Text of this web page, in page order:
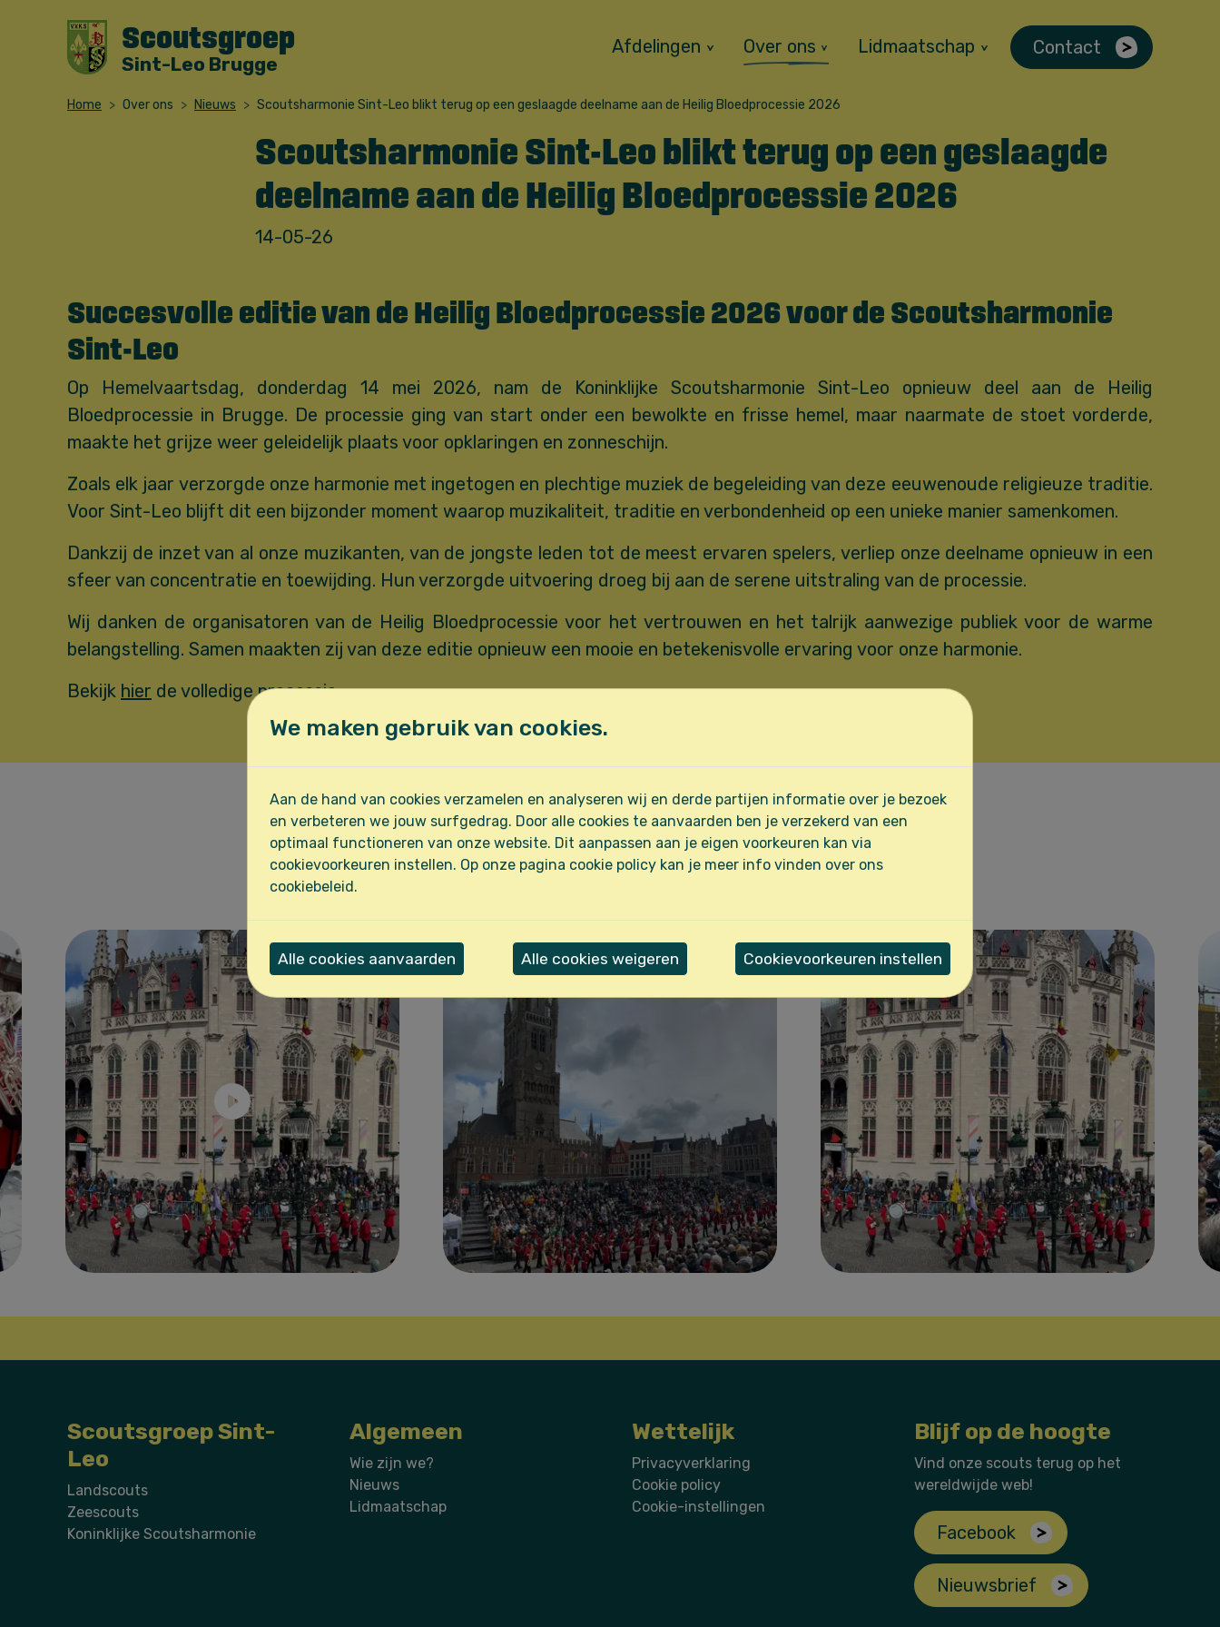
Scoutsgroep
Sint-Leo Brugge
Afdelingen Over ons Lidmaatschap Contact
Home Over ons Nieuws Scoutsharmonie Sint-Leo blikt terug op een geslaagde deelname aan de Heilig Bloedprocessie 2026
Scoutsharmonie Sint-Leo blikt terug op een geslaagde
deelname aan de Heilig Bloedprocessie 2026
14-05-26
Succesvolle editie van de Heilig Bloedprocessie 2026 voor de Scoutsharmonie
Sint-Leo
Op Hemelvaartsdag, donderdag 14 mei 2026, nam de Koninklijke Scoutsharmonie Sint-Leo opnieuw deel aan de Heilig
Bloedprocessie in Brugge. De processie ging van start onder een bewolkte en frisse hemel, maar naarmate de stoet vorderde,
maakte het grijze weer geleidelijk plaats voor opklaringen en zonneschijn.
Zoals elk jaar verzorgde onze harmonie met ingetogen en plechtige muziek de begeleiding van deze eeuwenoude religieuze traditie.
Voor Sint-Leo blijft dit een bijzonder moment waarop muzikaliteit, traditie en verbondenheid op een unieke manier samenkomen.
Dankzij de inzet van al onze muzikanten, van de jongste leden tot de meest ervaren spelers, verliep onze deelname opnieuw in een
sfeer van concentratie en toewijding. Hun verzorgde uitvoering droeg bij aan de serene uitstraling van de processie.
Wij danken de organisatoren van de Heilig Bloedprocessie voor het vertrouwen en het talrijk aanwezige publiek voor de warme
belangstelling. Samen maakten zij van deze editie opnieuw een mooie en betekenisvolle ervaring voor onze harmonie.
Bekijk hier de volledige processie.
Bekijk hier beelden van ons optreden
tijdens Heilig Bloedprocessie
Scoutsgroep Sint-
Leo
Landscouts
Zeescouts
Koninklijke Scoutsharmonie
Algemeen
Wie zijn we?
Nieuws
Lidmaatschap
Wettelijk
Privacyverklaring
Cookie policy
Cookie-instellingen
Blijf op de hoogte
Vind onze scouts terug op het
wereldwijde web!
Facebook
Nieuwsbrief
We maken gebruik van cookies.
Aan de hand van cookies verzamelen en analyseren wij en derde partijen informatie over je bezoek
en verbeteren we jouw surfgedrag. Door alle cookies te aanvaarden ben je verzekerd van een
optimaal functioneren van onze website. Dit aanpassen aan je eigen voorkeuren kan via
cookievoorkeuren instellen. Op onze pagina cookie policy kan je meer info vinden over ons
cookiebeleid.
Alle cookies aanvaarden Alle cookies weigeren Cookievoorkeuren instellen